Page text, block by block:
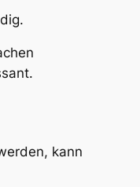
kann